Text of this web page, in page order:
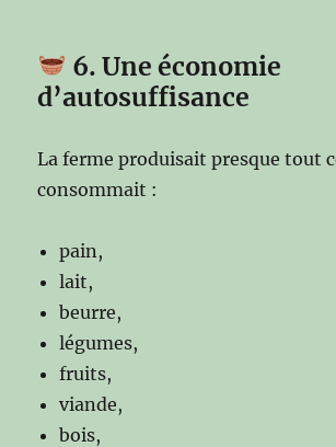
6. Une économie
d’autosuffisance
La ferme produisait presque tout
consommait :
pain,
lait,
beurre,
légumes,
fruits,
viande,
bois,